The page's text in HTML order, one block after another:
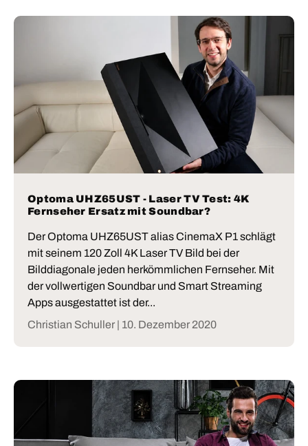
Optoma UHZ65UST - Laser TV Test: 4K
Fernseher Ersatz mit Soundbar?
Der Optoma UHZ65UST alias CinemaX P1 schlägt
mit seinem 120 Zoll 4K Laser TV Bild bei der
Bilddiagonale jeden herkömmlichen Fernseher. Mit
der vollwertigen Soundbar und Smart Streaming
Apps ausgestattet ist der...
Christian Schuller | 10. Dezember 2020